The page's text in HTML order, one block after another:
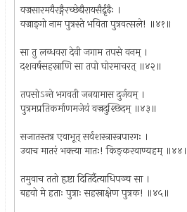
वज्रसारमयैरङ्गैरच्छेद्यैरायसैर्द्रृढ़ैः ।
वज्राङ्‌गो नाम पुत्रस्ते भविता पुत्रवत्सले! ॥४१॥
सा तु लब्धवरा देवी जगाम तपसे वनम् ।
दशवर्षसहस्राणि सा तपो घोरमाचरत् ॥४२॥
तपसोऽन्ते भगवती जनयामास दुर्जयम् ।
पुत्रमप्रतिकर्माणमजेयं वज्रदुश्छिदम् ॥४३॥
सजातस्तत्र एवाभूत् सर्वशस्त्रास्त्रपारगः ।
उवाच मातरं भक्त्या मातः! किङ्करवाण्यहम् ॥४४॥
तमुवाच ततो हृष्टा दितिर्दैत्याधिपञ्च सा ।
बहवो मे हताः पुत्राः सहस्राक्षेण पुत्रक! ॥४५॥